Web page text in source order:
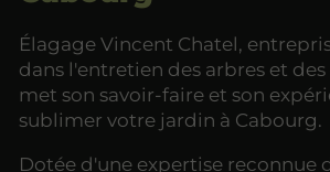
Élagage Vincent Chatel,
dans l'entretien des arbres et des
met son savoir-faire et son
sublimer votre jardin à Cabourg.
Dotée d'une expertise reconnue